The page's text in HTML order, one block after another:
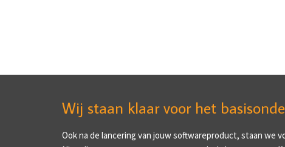
Wij staan klaar voor het
Ook na de lancering van jouw softwareproduct, staan we